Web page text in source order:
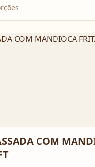
COM